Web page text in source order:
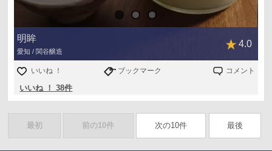
明眸
愛知 / 関谷醸造
4.0
いいね ！ ブックマーク コメント
いいね ！ 38件
最初 前の10件 次の10件 最後